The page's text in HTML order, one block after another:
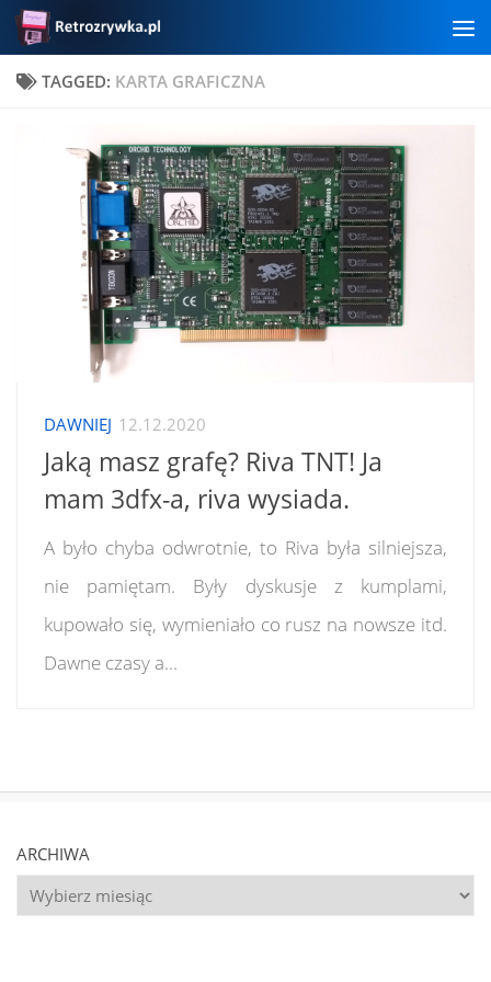
Skip to content
TAGGED: KARTA GRAFICZNA
DAWNIEJ 12.12.2020
Jaką masz grafę? Riva TNT! Ja
mam 3dfx-a, riva wysiada.
A było chyba odwrotnie, to Riva była silniejsza,
nie pamiętam. Były dyskusje z kumplami,
kupowało się, wymieniało co rusz na nowsze itd.
Dawne czasy a...
ARCHIWA
Archiwa